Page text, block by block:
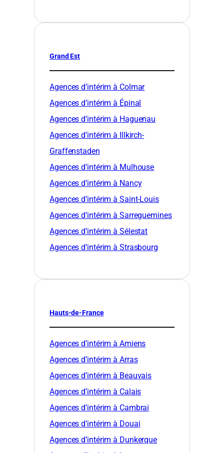
Grand Est
Agences d’intérim à Colmar
Agences d’intérim à Épinal
Agences d’intérim à Haguenau
Agences d’intérim à Illkirch-
Graffenstaden
Agences d’intérim à Mulhouse
Agences d’intérim à Nancy
Agences d’intérim à Saint-Louis
Agences d’intérim à Sarreguemines
Agences d’intérim à Sélestat
Agences d’intérim à Strasbourg
Hauts-de-France
Agences d’intérim à Amiens
Agences d’intérim à Arras
Agences d’intérim à Beauvais
Agences d’intérim à Calais
Agences d’intérim à Cambrai
Agences d’intérim à Douai
Agences d’intérim à Dunkerque